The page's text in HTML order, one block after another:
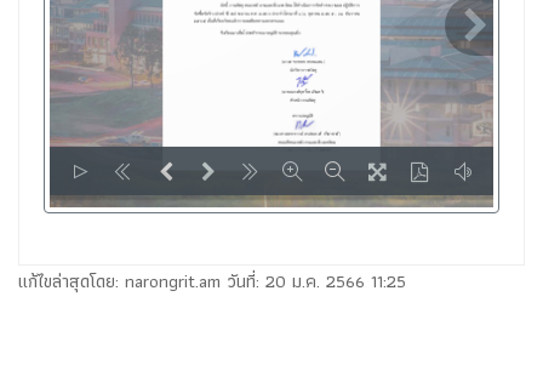
แก้ไขล่าสุดโดย: narongrit.am วันที่: 20 ม.ค. 2566 11:25